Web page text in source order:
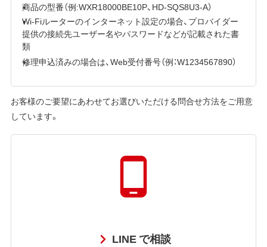
商品の型番（例:WXR18000BE10P、HD-SQS8U3-A）
Wi-Fiルーターのインターネット設定の場合、プロバイダー
提供の接続先ユーザー名やパスワードなどが記載された書
類
修理申込済みの場合は、Web受付番号（例：W1234567890）
お客様のご要望にあわせてお選びいただける問合せ方法をご用意
しています。
LINE で相談